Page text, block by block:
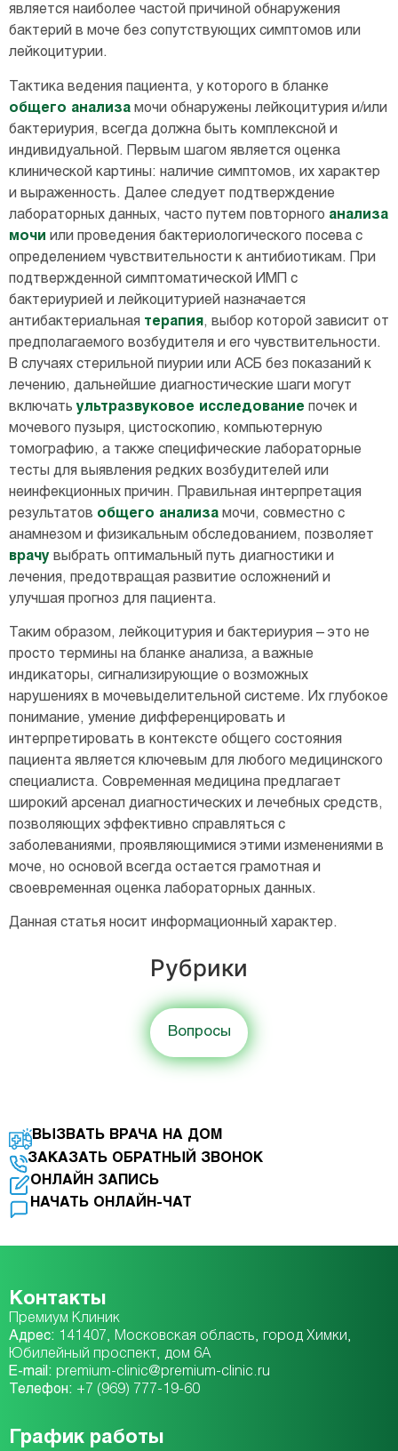
является наиболее частой причиной обнаружения
бактерий в моче без сопутствующих симптомов или
лейкоцитурии.
Тактика ведения пациента, у которого в бланке
общего анализа мочи обнаружены лейкоцитурия и/или
бактериурия, всегда должна быть комплексной и
индивидуальной. Первым шагом является оценка
клинической картины: наличие симптомов, их характер
и выраженность. Далее следует подтверждение
лабораторных данных, часто путем повторного анализа
мочи или проведения бактериологического посева с
определением чувствительности к антибиотикам. При
подтвержденной симптоматической ИМП с
бактериурией и лейкоцитурией назначается
антибактериальная терапия, выбор которой зависит от
предполагаемого возбудителя и его чувствительности.
В случаях стерильной пиурии или АСБ без показаний к
лечению, дальнейшие диагностические шаги могут
включатьультразвуковое исследование почек и
мочевого пузыря, цистоскопию, компьютерную
томографию, а также специфические лабораторные
тесты для выявления редких возбудителей или
неинфекционных причин. Правильная интерпретация
результатов общего анализа мочи, совместно с
анамнезом и физикальным обследованием, позволяет
врачу выбрать оптимальный путь диагностики и
лечения, предотвращая развитие осложнений и
улучшая прогноз для пациента.
Таким образом, лейкоцитурия и бактериурия – это не
просто термины на бланке анализа, а важные
индикаторы, сигнализирующие о возможных
нарушениях в мочевыделительной системе. Их глубокое
понимание, умение дифференцировать и
интерпретировать в контексте общего состояния
пациента является ключевым для любого медицинского
специалиста. Современная медицина предлагает
широкий арсенал диагностических и лечебных средств,
позволяющих эффективно справляться с
заболеваниями, проявляющимися этими изменениями в
моче, но основой всегда остается грамотная и
своевременная оценка лабораторных данных.
Данная статья носит информационный характер.
Рубрики
Вопросы
ВЫЗВАТЬ ВРАЧА НА ДОМ
ЗАКАЗАТЬ ОБРАТНЫЙ ЗВОНОК
ОНЛАЙН ЗАПИСЬ
НАЧАТЬ ОНЛАЙН-ЧАТ
Контакты
Премиум Клиник
Адрес: 141407, Московская область, город Химки,
Юбилейный проспект, дом 6А
E-mail: premium-clinic@premium-clinic.ru
Телефон: +7 (969) 777-19-60
График работы